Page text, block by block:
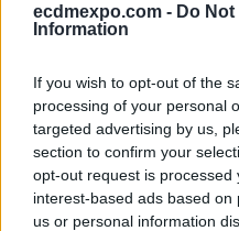
ecdmexpo.com - Do
Information
If you wish to opt-out of the
processing of your personal
targeted advertising by us,
section to confirm your
opt-out request is processed
interest-based ads based
us or personal information
Faliro Sports
Moderators
Dimitris Mallas
Journalist CNN